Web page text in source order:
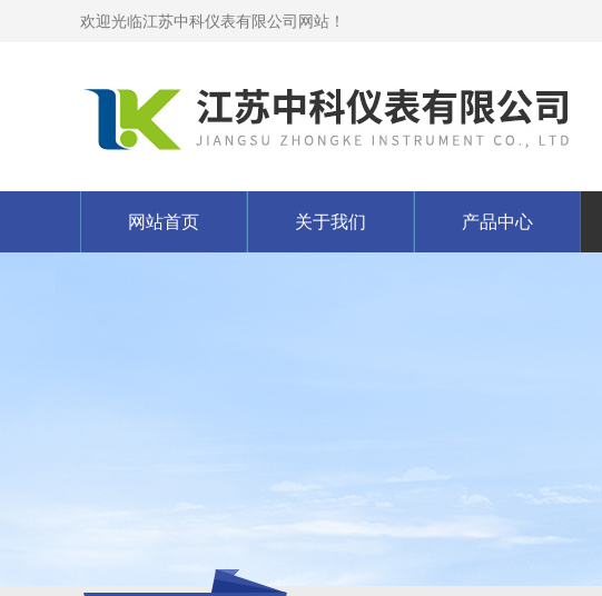
欢迎光临江苏中科仪表有限公司网站！
网站首页 关于我们 产品中心